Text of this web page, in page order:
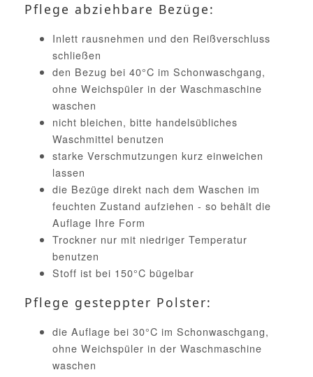
Pflege abziehbare Bezüge:
Inlett rausnehmen und den Reißverschluss
schließen
den Bezug bei 40°C im Schonwaschgang,
ohne Weichspüler in der Waschmaschine
waschen
nicht bleichen, bitte handelsübliches
Waschmittel benutzen
starke Verschmutzungen kurz einweichen
lassen
die Bezüge direkt nach dem Waschen im
feuchten Zustand aufziehen - so behält die
Auflage Ihre Form
Trockner nur mit niedriger Temperatur
benutzen
Stoff ist bei 150°C bügelbar
Pflege gesteppter Polster:
die Auflage bei 30°C im Schonwaschgang,
ohne Weichspüler in der Waschmaschine
waschen